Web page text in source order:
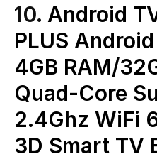
10. Android
PLUS
4GB RAM/
Quad-Core
2.4Ghz WiFi
3D Smart TV